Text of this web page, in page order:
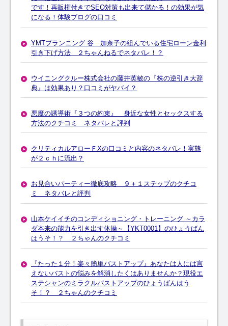
です！再販権付きでSEO対策も出来て儲かる！の効果が気
になる！体験ブログの口コミ
YMTプランニング 谷 加奈子の組んでいる住宅ローン金利
引き下げ方法 ２ちゃんねるでネタバレ！？
ウイニングクルー株式会社の藤井英敏の『株の逆引き大辞
典』は効果あり？口コミがヤバイ？
悪魔の誘導術『３つの約束』 身近な女性とセックスする
方法のクチコミ ネタバレと評判
クリティカルアローＦXの口コミと内容のネタバレ！実態
が２ｃｈに流出？
お見合いパーティー徹底攻略 ９＋１ステップのクチコ
ミ ネタバレと評判
山本ケイイチのコンディショニング・トレーニング ～カラ
ダ本来の能力を引き出す体操～【YKT0001】のひょうばん
はうそ！？ ２ちゃんのクチコミ
『たった１分！楽々簡単バストアップ』あなたは人には言
えないバストの悩みを解消したくはありませんか？現役エ
ステシャンのミラクルバストアップのひょうばんはう
そ！？ ２ちゃんのクチコミ